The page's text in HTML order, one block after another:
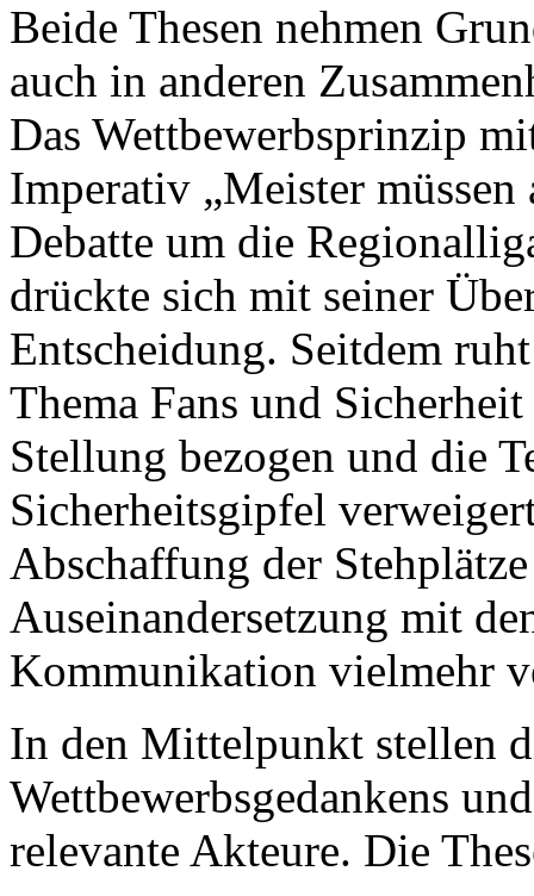
Beide Thesen nehmen
auch in anderen
Das Wettbewerbsprinzip
Imperativ „Meister
Debatte um die
drückte sich mit seiner
Entscheidung. Seitdem
Thema Fans und
Stellung bezogen und die
Sicherheitsgipfel
Abschaffung der
Auseinandersetzung mit
Kommunikation vielmehr
In den Mittelpunkt stellen
Wettbewerbsgedankens
relevante Akteure. Die